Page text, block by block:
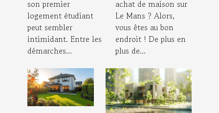
stress ?
son premier
logement étudiant
peut sembler
intimidant. Entre les
démarches...
Immo !
achat de maison sur
Le Mans ? Alors,
vous êtes au bon
endroit ! De plus en
plus de...